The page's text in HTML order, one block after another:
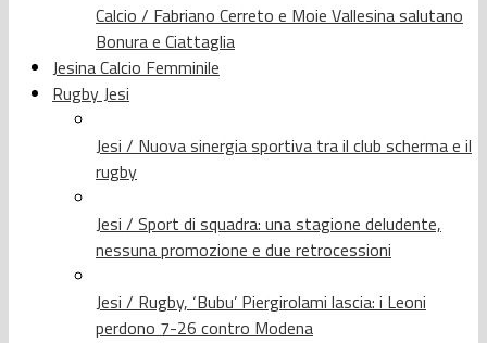
Calcio / Fabriano Cerreto e Moie Vallesina salutano
Bonura e Ciattaglia
Jesina Calcio Femminile
Rugby Jesi
Jesi / Nuova sinergia sportiva tra il club scherma e il
rugby
Jesi / Sport di squadra: una stagione deludente,
nessuna promozione e due retrocessioni
Jesi / Rugby, ‘Bubu’ Piergirolami lascia: i Leoni
perdono 7-26 contro Modena